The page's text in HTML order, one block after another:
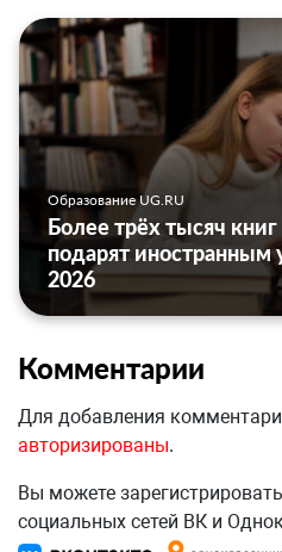
Образование UG.RU
Более трёх тысяч
подарят
2026
Комментарии
Для добавления
авторизированы.
Вы можете
социальных сетей ВК и